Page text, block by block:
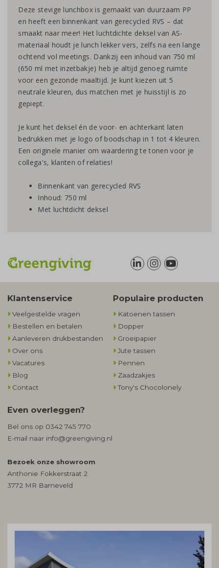
Deze stevige lunchbox is gemaakt van duurzaam PP
en heeft een binnenkant van gerecycled RVS – dat
smaakt naar meer! Het luchtdichte deksel van AS-
materiaal houdt je lunch lekker vers, zelfs na een lange
ochtend vol meetings. Dankzij een inhoud van 750 ml
(650 ml met inzetbakje) heb je altijd genoeg ruimte
voor een gezonde maaltijd. Je kunt kiezen uit 5
neutrale kleuren, dus matchen met je huisstijl is zo
gepiept.
Je kunt het deksel én de voor- en achterkant laten
bedrukken met je logo of boodschap in 1 tot 4 kleuren.
Een originele manier om waardering te tonen voor je
collega's, klanten of relaties!
Binnenkant van gerecycled RVS
Inhoud: 750 ml
Met luchtdicht deksel
Klantenservice
Veelgestelde vragen
Bestellen en betalen
Aanleveren drukbestanden
Over ons
Vacatures
Blog
Contact
Populaire producten
Katoenen tassen
Dopper
Groeipapier
Jute tassen
Pennen
Zaadzakjes
Tony's Chocolonely
Even overleggen?
Bel ons op 0342 745 770
E-mail naar info@greengiving.nl
Bezoek onze showroom
Anthonie Fokkerstraat 2
3772 MR Barneveld